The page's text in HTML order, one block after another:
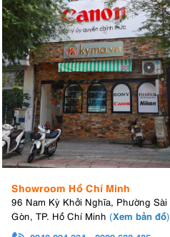
Showroom Hồ Chí Minh
96 Nam Kỳ Khởi Nghĩa, Phường Sài
Gòn, TP. Hồ Chí Minh (Xem bản đồ)